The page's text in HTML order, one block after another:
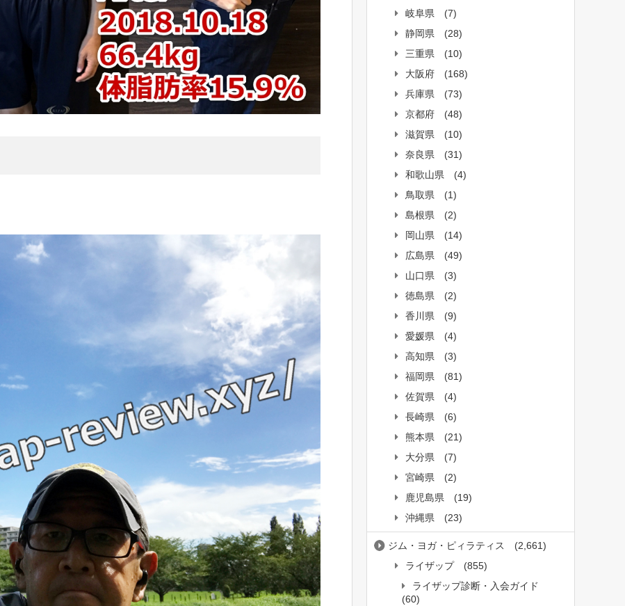
岐阜県
(7)
静岡県
(28)
三重県
(10)
大阪府
(168)
兵庫県
(73)
京都府
(48)
滋賀県
(10)
奈良県
(31)
和歌山県
(4)
鳥取県
(1)
島根県
(2)
岡山県
(14)
広島県
(49)
山口県
(3)
徳島県
(2)
香川県
(9)
愛媛県
(4)
高知県
(3)
福岡県
(81)
佐賀県
(4)
長崎県
(6)
熊本県
(21)
大分県
(7)
宮崎県
(2)
鹿児島県
(19)
沖縄県
(23)
ジム・ヨガ・ピィラティス
(2,661)
ライザップ
(855)
ライザップ診断・入会ガイド
(60)